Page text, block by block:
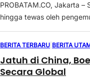
PROBATAM.CO, Jakarta
hingga tewas oleh
BERITA TERBARU BERITA
Jatuh di China,
Secara Global